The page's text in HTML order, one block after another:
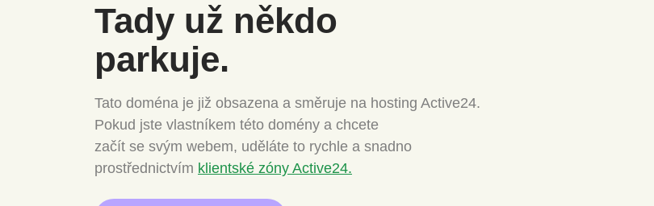
Tady už někdo
parkuje.
Tato doména je již obsazena a směruje na hosting Active24.
Pokud jste vlastníkem této domény a chcete
začít se svým webem, uděláte to rychle a snadno
prostřednictvím klientské zóny Active24.